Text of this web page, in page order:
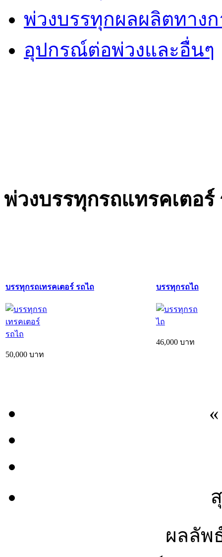
พ่วงบรรทุกผลผลิตทางก
อุปกรณ์ต่อพ่วงและอื่นๆ
พ่วงบรรทุกรถแทรคเตอร์
บรรทุกรถเทรคเตอร์ รถไถ
50,000 บาท
บรรทุกรถไถ
46,000 บาท
ผลลัพ